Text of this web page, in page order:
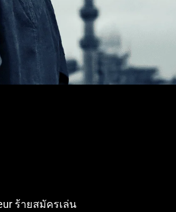
​ ร้ายสมัครเล่น